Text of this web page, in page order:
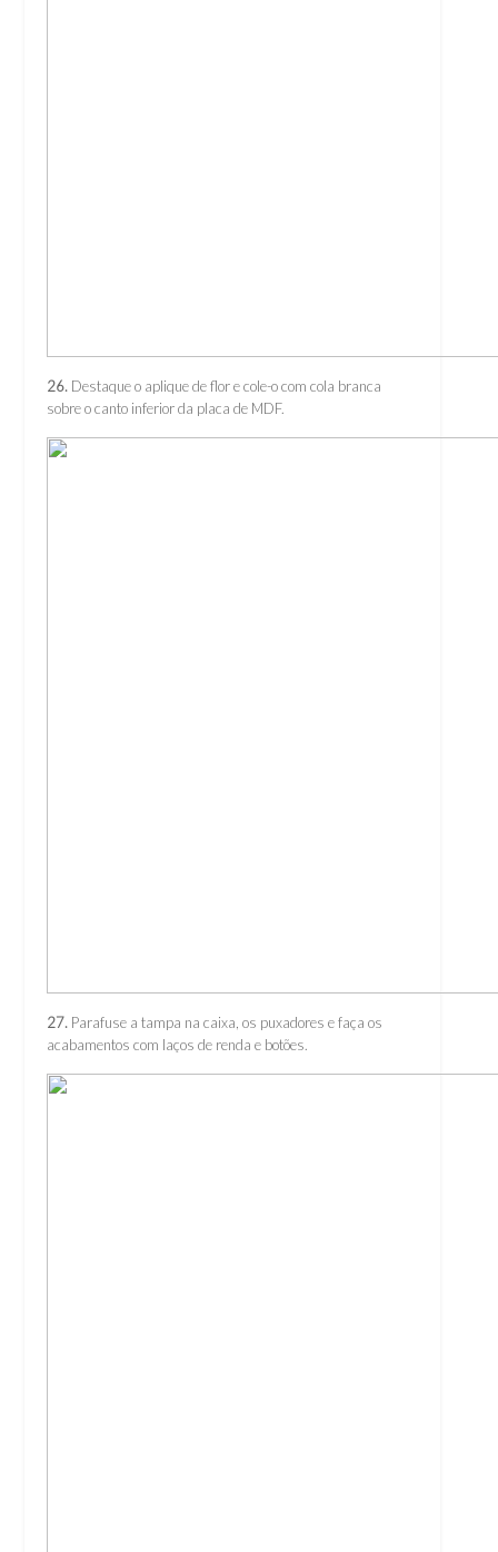
26. Destaque o aplique de flor e cole-o com cola branca
sobre o canto inferior da placa de MDF.
27. Parafuse a tampa na caixa, os puxadores e faça os
acabamentos com laços de renda e botões.